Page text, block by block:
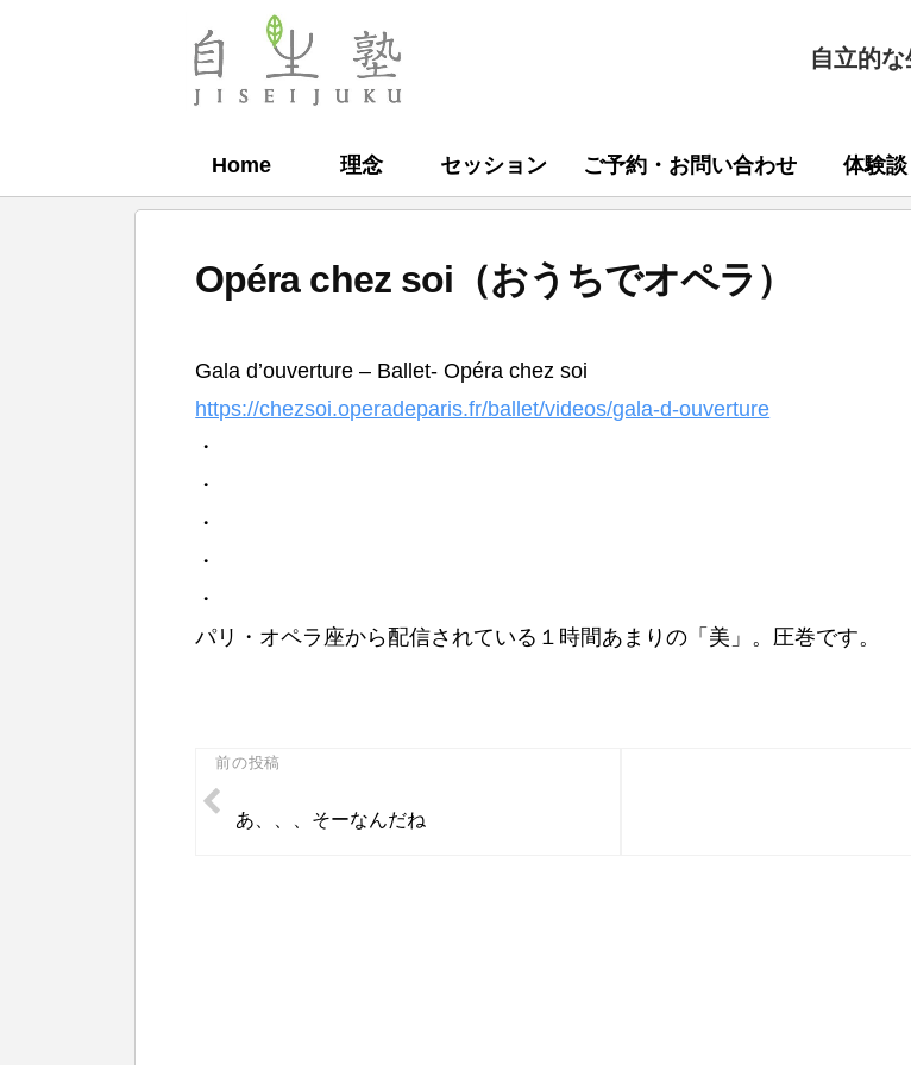
自
自立的
Home 理念 セッション ご予約・お問い合わせ 体験談
Opéra chez soi（おうちでオペラ）
自
塾
Gala d’ouverture – Ballet- Opéra chez soi
https://chezsoi.operadeparis.fr/ballet/videos/gala-d-ouverture
・
・
・
・
・
パリ・オペラ座から配信されている１時間あまりの「美」。圧巻です。
投
稿
前の投稿
あ、、、そーなんだね